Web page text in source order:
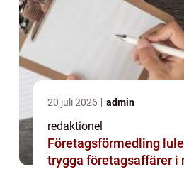
20 juli 2026 admin
redaktionel
Företagsförmedling luleå så
trygga företagsaffärer i